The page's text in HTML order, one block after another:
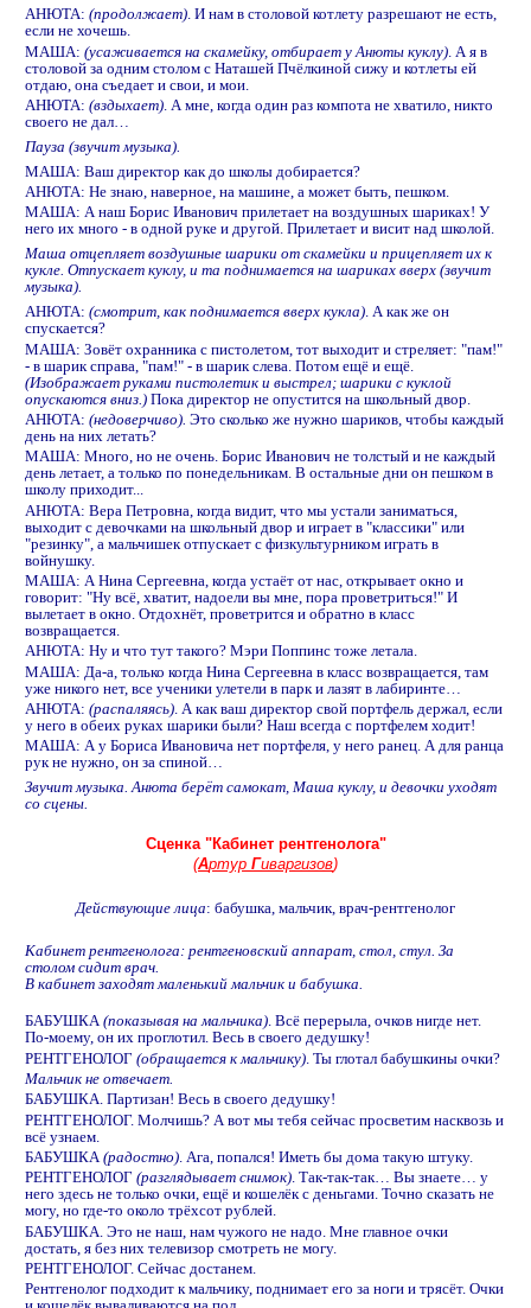
АНЮТА: (продолжает). И нам в столовой котлету разрешают не есть,
если не хочешь.
МАША: (усаживается на скамейку, отбирает у Анюты куклу). А я в
столовой за одним столом с Наташей Пчёлкиной сижу и котлеты ей
отдаю, она съедает и свои, и мои.
АНЮТА: (вздыхает). А мне, когда один раз компота не хватило, никто
своего не дал…
Пауза (звучит музыка).
МАША: Ваш директор как до школы добирается?
АНЮТА: Не знаю, наверное, на машине, а может быть, пешком.
МАША: А наш Борис Иванович прилетает на воздушных шариках! У
него их много - в одной руке и другой. Прилетает и висит над школой.
Маша отцепляет воздушные шарики от скамейки и прицепляет их к
кукле. Отпускает куклу, и та поднимается на шариках вверх (звучит
музыка).
АНЮТА: (смотрит, как поднимается вверх кукла). А как же он
спускается?
МАША: Зовёт охранника с пистолетом, тот выходит и стреляет: "пам!"
- в шарик справа, "пам!" - в шарик слева. Потом ещё и ещё.
(Изображает руками пистолетик и выстрел; шарики с куклой
опускаются вниз.)Пока директор не опустится на школьный двор.
АНЮТА: (недоверчиво). Это сколько же нужно шариков, чтобы каждый
день на них летать?
МАША: Много, но не очень. Борис Иванович не толстый и не каждый
день летает, а только по понедельникам. В остальные дни он пешком в
школу приходит...
АНЮТА: Вера Петровна, когда видит, что мы устали заниматься,
выходит с девочками на школьный двор и играет в "классики" или
"резинку", а мальчишек отпускает с физкультурником играть в
войнушку.
МАША: А Нина Сергеевна, когда устаёт от нас, открывает окно и
говорит: "Ну всё, хватит, надоели вы мне, пора проветриться!" И
вылетает в окно. Отдохнёт, проветрится и обратно в класс
возвращается.
АНЮТА: Ну и что тут такого? Мэри Поппинс тоже летала.
МАША: Да-а, только когда Нина Сергеевна в класс возвращается, там
уже никого нет, все ученики улетели в парк и лазят в лабиринте…
АНЮТА: (распаляясь). А как ваш директор свой портфель держал, если
у него в обеих руках шарики были? Наш всегда с портфелем ходит!
МАША: А у Бориса Ивановича нет портфеля, у него ранец. А для ранца
рук не нужно, он за спиной…
Звучит музыка. Анюта берёт самокат, Маша куклу, и девочки уходят
со сцены.
Сценка "Кабинет рентгенолога"
(Артур Гиваргизов)
Действующие лица: бабушка, мальчик, врач-рентгенолог
Кабинет рентгенолога: рентгеновский аппарат, стол, стул. За
столом сидит врач.
В кабинет заходят маленький мальчик и бабушка.
БАБУШКА(показывая на мальчика). Всё перерыла, очков нигде нет.
По-моему, он их проглотил. Весь в своего дедушку!
РЕНТГЕНОЛОГ (обращается к мальчику). Ты глотал бабушкины очки?
Мальчик не отвечает.
БАБУШКА. Партизан! Весь в своего дедушку!
РЕНТГЕНОЛОГ. Молчишь? А вот мы тебя сейчас просветим насквозь и
всё узнаем.
БАБУШКА(радостно). Ага, попался! Иметь бы дома такую штуку.
РЕНТГЕНОЛОГ (разглядывает снимок). Так-так-так… Вы знаете… у
него здесь не только очки, ещё и кошелёк с деньгами. Точно сказать не
могу, но где-то около трёхсот рублей.
БАБУШКА. Это не наш, нам чужого не надо. Мне главное очки
достать, я без них телевизор смотреть не могу.
РЕНТГЕНОЛОГ. Сейчас достанем.
Рентгенолог подходит к мальчику, поднимает его за ноги и трясёт. Очки